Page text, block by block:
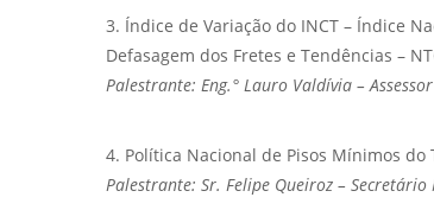
3. Índice de Variação do INCT – Índice
Defasagem dos Fretes e Tendências –
Palestrante: Eng.° Lauro Valdívia –
4. Política Nacional de Pisos Mínimos
Palestrante: Sr. Felipe Queiroz –